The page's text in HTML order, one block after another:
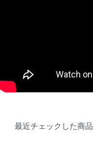
最近チェックした商品